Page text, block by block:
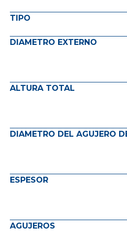
TIPO
DIAMETRO EXTERNO
ALTURA TOTAL
DIAMETRO DEL AGUJERO
ESPESOR
AGUJEROS